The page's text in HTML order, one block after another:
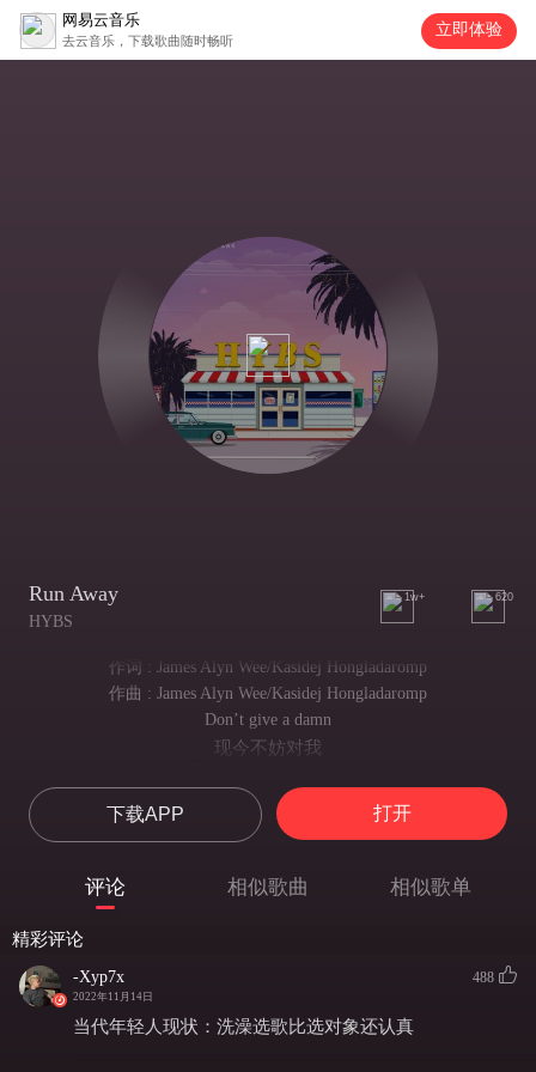
网易云音乐
去云音乐，下载歌曲随时畅听
立即体验
Run Away
HYBS
1w+ 620
作词 : James Alyn Wee/Kasidej Hongladaromp
作曲 : James Alyn Wee/Kasidej Hongladaromp
Don’t give a damn
现今不妨对我
置之不理
I’mma run away
我就要踏上逃离之旅
远走高飞
I’mma run away
下载APP 打开
评论 相似歌曲 相似歌单
精彩评论
-Xyp7x
2022年11月14日
488
当代年轻人现状：洗澡选歌比选对象还认真